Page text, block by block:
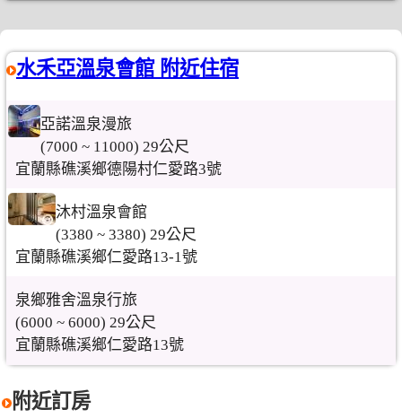
水禾亞溫泉會館 附近住宿
亞諾溫泉漫旅
(7000 ~ 11000) 29公尺
宜蘭縣礁溪鄉德陽村仁愛路3號
沐村溫泉會館
(3380 ~ 3380) 29公尺
宜蘭縣礁溪鄉仁愛路13-1號
泉鄉雅舍溫泉行旅
(6000 ~ 6000) 29公尺
宜蘭縣礁溪鄉仁愛路13號
附近訂房